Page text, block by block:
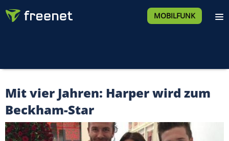
MOBILFUNK
Mit vier Jahren: Harper wird zum
Beckham-Star